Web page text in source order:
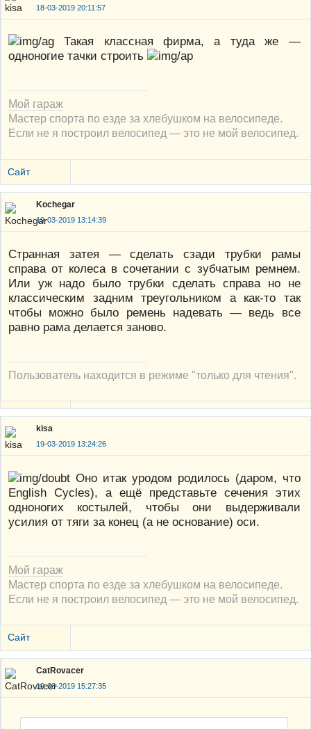
18-03-2019 20:11:57
Такая классная фирма, а туда же —
одноногие тачки строить
Мой гараж
Мастер спорта по езде за хлебушком на велосипеде.
Если не я построил велосипед — это не мой велосипед.
Сайт
Kochegar
19-03-2019 13:14:39
Странная затея — сделать сзади трубки рамы
справа от колеса в сочетании с зубчатым ремнем.
Или уж надо было трубки сделать справа но не
классическим задним треугольником а как-то так
чтобы можно было ремень надевать — ведь все
равно рама делается заново.
Пользователь находится в режиме "только для чтения".
kisa
19-03-2019 13:24:26
Оно итак уродом родилось (даром, что
English Cycles), а ещё представьте сечения этих
одноногих костылей, чтобы они выдерживали
усилия от тяги за конец (а не основание) оси.
Мой гараж
Мастер спорта по езде за хлебушком на велосипеде.
Если не я построил велосипед — это не мой велосипед.
Сайт
CatRovacer
19-03-2019 15:27:35